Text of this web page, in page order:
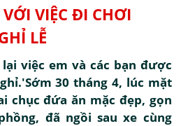
VIỆC ĐI CHƠI
LỄ
việc em và các bạn được
30 tháng 4, lúc mặt
chục đứa ăn mặc đẹp, gọn
đã ngồi sau xe cùng